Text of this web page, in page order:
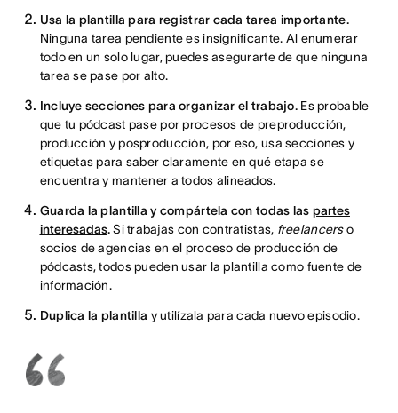
Usa la plantilla para registrar cada tarea importante.
Ninguna tarea pendiente es insignificante. Al enumerar
todo en un solo lugar, puedes asegurarte de que ninguna
tarea se pase por alto.
Incluye secciones para organizar el trabajo. Es probable
que tu pódcast pase por procesos de preproducción,
producción y posproducción, por eso, usa secciones y
etiquetas para saber claramente en qué etapa se
encuentra y mantener a todos alineados.
Guarda la plantilla y compártela con todas las partes
interesadas.Si trabajas con contratistas, freelancerso
socios de agencias en el proceso de producción de
pódcasts, todos pueden usar la plantilla como fuente de
información.
Duplica la plantilla y utilízala para cada nuevo episodio.